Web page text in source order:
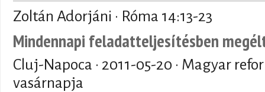
Zoltán Adorjáni · Róma 14:13-23
Mindennapi feladatteljesítésben
Cluj-Napoca · 2011-05-20 · Magyar
vasárnapja